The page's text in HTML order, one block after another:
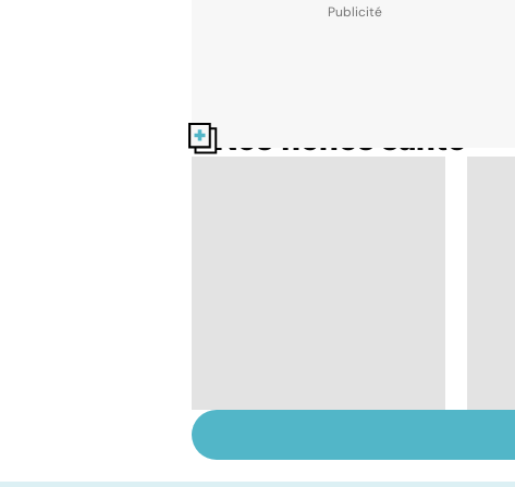
Nos fiches santé
délais, quelles